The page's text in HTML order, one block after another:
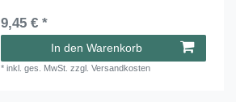
9,45 € *
In den Warenkorb
*inkl. ges. MwSt. zzgl.Versandkosten